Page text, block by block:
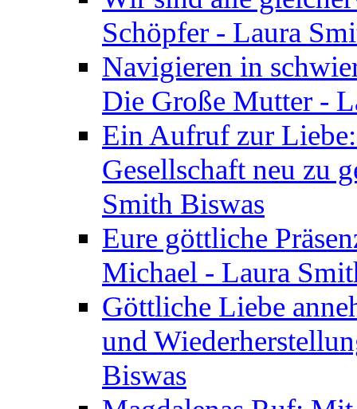
Schöpfer - Laura
Navigieren in
Die Große Mutter -
Ein Aufruf zur
Gesellschaft neu zu
Smith Biswas
Eure göttliche
Michael - Laura
Göttliche Liebe
und
Biswas